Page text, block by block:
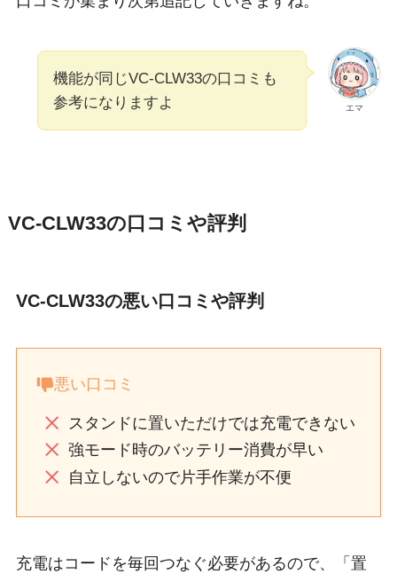
エマ
機能が同じVC-CLW33の口コミも
参考になりますよ
VC-CLW33の口コミや評判
VC-CLW33の悪い口コミや評判
悪い口コミ
スタンドに置いただけでは充電できない
強モード時のバッテリー消費が早い
自立しないので片手作業が不便
充電はコードを毎回つなぐ必要があるので、「置